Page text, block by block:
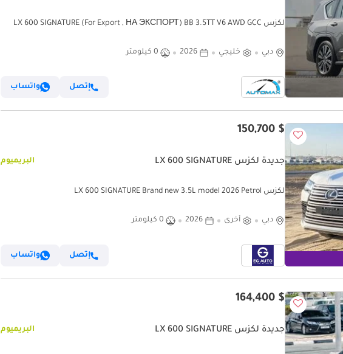
لكزس LX 600 SIGNATURE (For Export , НА ЭКСПОРТ) BB 3.5TT V6 AWD GCC
دبي
خليجي 2026 0 كيلومتر
إتصل واتساب
$ 150,700
جديدة لكزس LX 600 SIGNATURE البريميوم
لكزس LX 600 SIGNATURE Brand new 3.5L model 2026 Petrol
دبي أخرى 2026 0 كيلومتر
إتصل واتساب
$ 164,400
جديدة لكزس LX 600 SIGNATURE البريميوم